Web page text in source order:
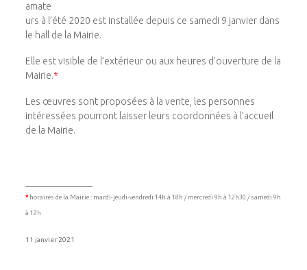
amate
urs à l’été 2020 est installée depuis ce samedi 9 janvier dans
le hall de la Mairie.
Elle est visible de l’extérieur ou aux heures d’ouverture de la
Mairie.*
Les œuvres sont proposées à la vente, les personnes
intéressées pourront laisser leurs coordonnées à l’accueil
de la Mairie.
*horaires de la Mairie : mardi-jeudi-vendredi 14h à 18h / mercredi 9h à 12h30 / samedi 9h
à 12h
11 janvier 2021